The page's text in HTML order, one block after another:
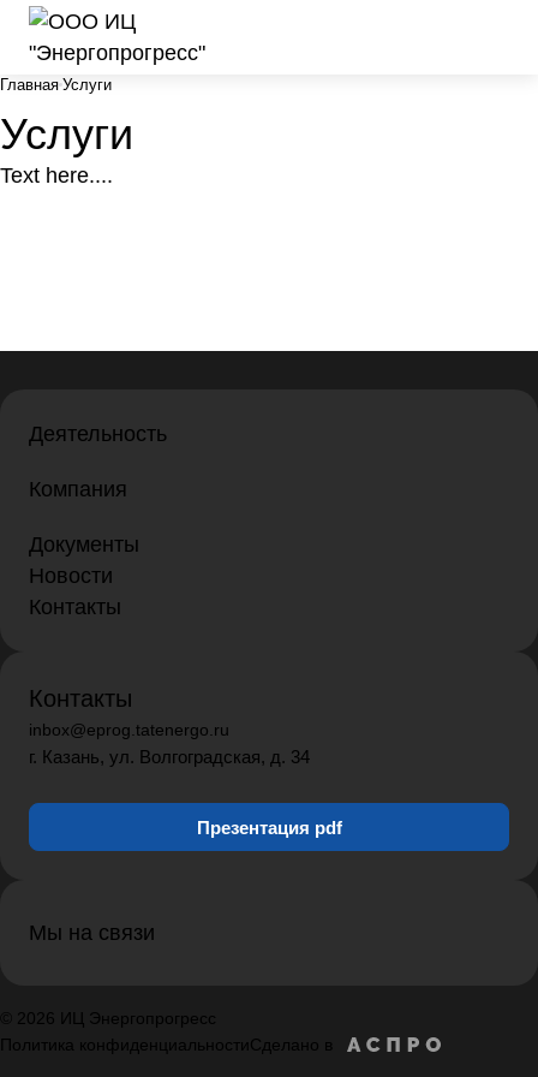
Главная Услуги
Услуги
Text here....
Деятельность
Компания
Документы
Новости
Контакты
Контакты
inbox@eprog.tatenergo.ru
г. Казань, ул. Волгоградская, д. 34
Презентация pdf
Мы на связи
© 2026 ИЦ Энергопрогресс
Политика конфиденциальностиСделано в